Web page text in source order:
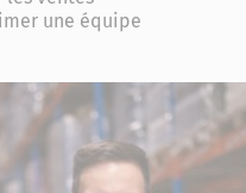
une équipe